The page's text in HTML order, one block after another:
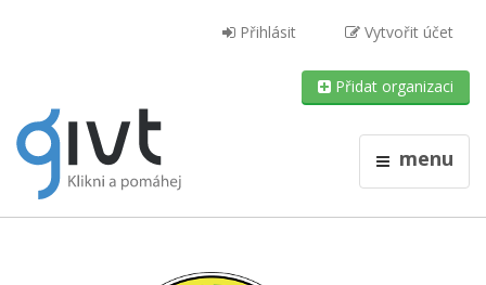
Přihlásit Vytvořit účet
Přidat organizaci
menu